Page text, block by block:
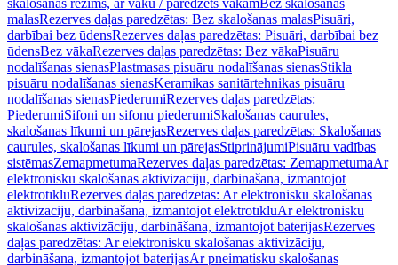
skalošanas režīms, ar vāku / paredzēts vākamBez skalošanas
malasRezerves daļas paredzētas: Bez skalošanas malasPisuāri,
darbībai bez ūdensRezerves daļas paredzētas: Pisuāri, darbībai bez
ūdensBez vākaRezerves daļas paredzētas: Bez vākaPisuāru
nodalīšanas sienasPlastmasas pisuāru nodalīšanas sienasStikla
pisuāru nodalīšanas sienasKeramikas sanitārtehnikas pisuāru
nodalīšanas sienasPiederumiRezerves daļas paredzētas:
PiederumiSifoni un sifonu piederumiSkalošanas caurules,
skalošanas līkumi un pārejasRezerves daļas paredzētas: Skalošanas
caurules, skalošanas līkumi un pārejasStiprinājumiPisuāru vadības
sistēmasZemapmetumaRezerves daļas paredzētas: ZemapmetumaAr
elektronisku skalošanas aktivizāciju, darbināšana, izmantojot
elektrotīkluRezerves daļas paredzētas: Ar elektronisku skalošanas
aktivizāciju, darbināšana, izmantojot elektrotīkluAr elektronisku
skalošanas aktivizāciju, darbināšana, izmantojot baterijasRezerves
daļas paredzētas: Ar elektronisku skalošanas aktivizāciju,
darbināšana, izmantojot baterijasAr pneimatisku skalošanas